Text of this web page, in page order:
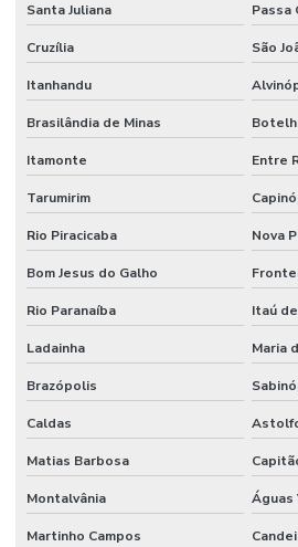
Santa Juliana Passa
Cruzília São
Itanhandu
Brasilândia de Minas
Itamonte Entre
Tarumirim
Rio Piracicaba Nova
Bom Jesus do Galho
Rio Paranaíba Itaú
Ladainha Maria
Brazópolis
Caldas
Matias Barbosa
Montalvânia Águas
Martinho Campos